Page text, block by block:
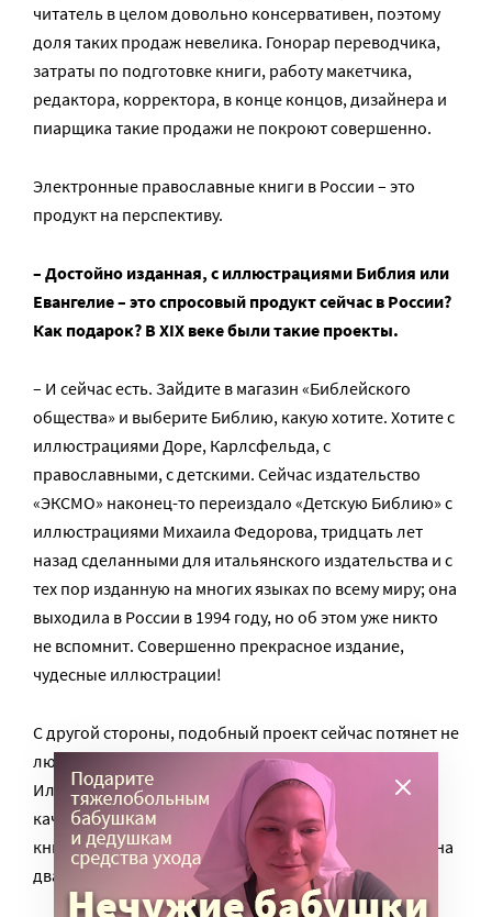
читатель в целом довольно консервативен, поэтому
доля таких продаж невелика. Гонорар переводчика,
затраты по подготовке книги, работу макетчика,
редактора, корректора, в конце концов, дизайнера и
пиарщика такие продажи не покроют совершенно.
Электронные православные книги в России – это
продукт на перспективу.
– Достойно изданная, с иллюстрациями Библия или
Евангелие – это спросовый продукт сейчас в России?
Как подарок? В XIX веке были такие проекты.
– И сейчас есть. Зайдите в магазин «Библейского
общества» и выберите Библию, какую хотите. Хотите с
иллюстрациями Доре, Карлсфельда, с
православными, с детскими. Сейчас издательство
«ЭКСМО» наконец-то переиздало «Детскую Библию» с
иллюстрациями Михаила Федорова, тридцать лет
назад сделанными для итальянского издательства и с
тех пор изданную на многих языках по всему миру; она
выходила в России в 1994 году, но об этом уже никто
не вспомнит. Совершенно прекрасное издание,
чудесные иллюстрации!
С другой стороны, подобный проект сейчас потянет не
любое православное издательство.
Иллюстрированная Библия – это авторские права,
качественная печать, бумага, цвет; продается такая
книга небыстро, то есть, прибыль от нее размазана на
два-три года.